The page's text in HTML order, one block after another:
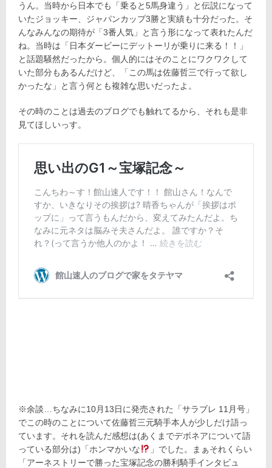
うん。当時から日本でも「乗ると5馬身違う」と伝説になって
いたジョッキー、ジャパンカップ3勝と実績も十分だった。そ
んなみんなの期待が「3番人気」と言う形になって表れたんだ
ね。当時は「日本ダービーにデットーリが乗りに来る！！」
と話題騒然だったから。個人的にはそのことにワクワクして
いた部分もあるんだけど、「この馬は佐藤哲三で行って欲し
かったな」と言う何とも複雑な思いだったよ。
その時のことは過去のブログでも触れてるから、それも是非
見てほしいっす。
※余談…ちなみに10月13日に発売された「サラブレ 11月号」
でこの時のことについて佐藤哲三元騎手本人が少しだけ語っ
ています。それを読んだ感想は(あくまでデボネアについて語
っている部分は)「ホンマかいな
」でした。まぁそれくらい
「アーネストリーで勝った宝塚記念の勝利騎手インタビュ